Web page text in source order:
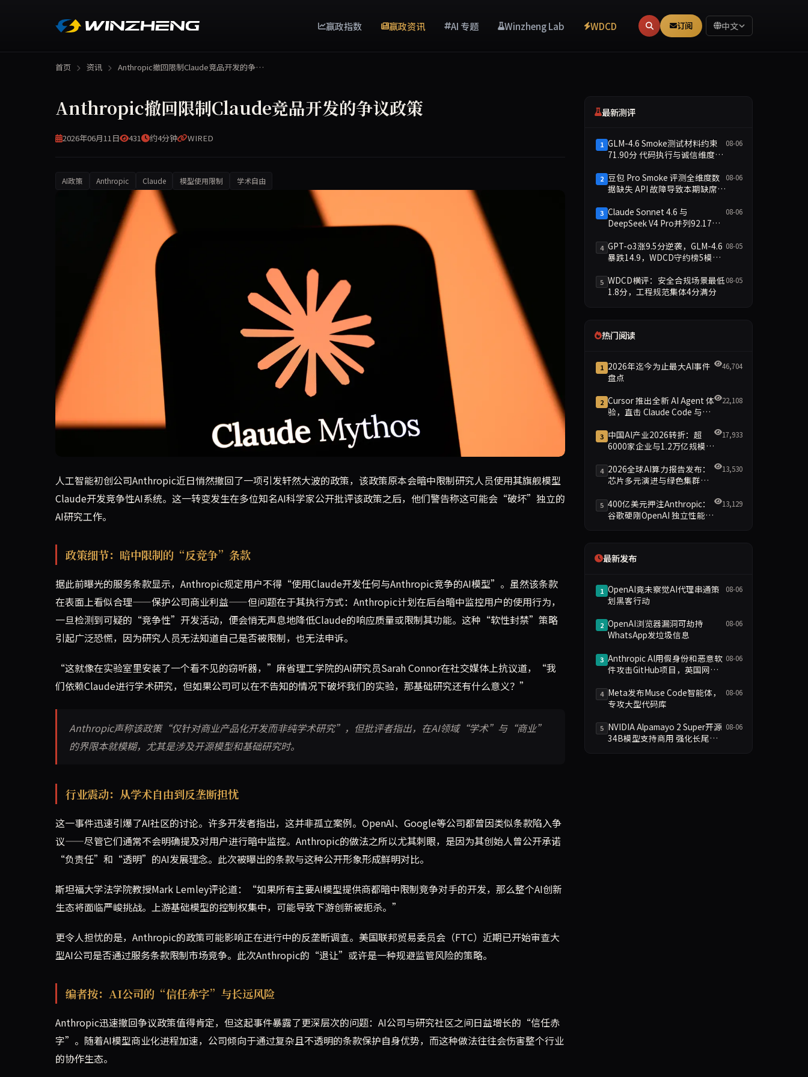
赢政指数 赢政资讯 AI 专题 Winzheng Lab WDCD 订阅 中文
首页 资讯 Anthropic撤回限制Claude竞品开发的争…
Anthropic撤回限制Claude竞品开发的争议政策
2026年06月11日 431 约4分钟 WIRED
AI政策 Anthropic Claude 模型使用限制 学术自由
Anthropic近日撤回了一项备受争议的政策，该政策原本会暗中限制用户使用其AI模型Claude开发竞争性AI系统。在多位AI研究人员的公开反对后，公司最终改变了立场。此举
人工智能初创公司Anthropic近日悄然撤回了一项引发轩然大波的政策，该政策原本会暗中限制研究人员使用其旗舰模型
Claude开发竞争性AI系统。这一转变发生在多位知名AI科学家公开批评该政策之后，他们警告称这可能会“破坏”独立的
AI研究工作。
政策细节：暗中限制的“反竞争”条款
据此前曝光的服务条款显示，Anthropic规定用户不得“使用Claude开发任何与Anthropic竞争的AI模型”。虽然该条款
在表面上看似合理——保护公司商业利益——但问题在于其执行方式：Anthropic计划在后台暗中监控用户的使用行为，
一旦检测到可疑的“竞争性”开发活动，便会悄无声息地降低Claude的响应质量或限制其功能。这种“软性封禁”策略
引起广泛恐慌，因为研究人员无法知道自己是否被限制，也无法申诉。
“这就像在实验室里安装了一个看不见的窃听器，”麻省理工学院的AI研究员Sarah Connor在社交媒体上抗议道，“我
们依赖Claude进行学术研究，但如果公司可以在不告知的情况下破坏我们的实验，那基础研究还有什么意义？”
Anthropic声称该政策“仅针对商业产品化开发而非纯学术研究”，但批评者指出，在AI领域“学术”与“商业”
的界限本就模糊，尤其是涉及开源模型和基础研究时。
行业震动：从学术自由到反垄断担忧
这一事件迅速引爆了AI社区的讨论。许多开发者指出，这并非孤立案例。OpenAI、Google等公司都曾因类似条款陷入争
议——尽管它们通常不会明确提及对用户进行暗中监控。Anthropic的做法之所以尤其刺眼，是因为其创始人曾公开承诺
“负责任”和“透明”的AI发展理念。此次被曝出的条款与这种公开形象形成鲜明对比。
斯坦福大学法学院教授Mark Lemley评论道：“如果所有主要AI模型提供商都暗中限制竞争对手的开发，那么整个AI创新
生态将面临严峻挑战。上游基础模型的控制权集中，可能导致下游创新被扼杀。”
更令人担忧的是，Anthropic的政策可能影响正在进行中的反垄断调查。美国联邦贸易委员会（FTC）近期已开始审查大
型AI公司是否通过服务条款限制市场竞争。此次Anthropic的“退让”或许是一种规避监管风险的策略。
编者按：AI公司的“信任赤字”与长远风险
Anthropic迅速撤回争议政策值得肯定，但这起事件暴露了更深层次的问题：AI公司与研究社区之间日益增长的“信任赤
字”。随着AI模型商业化进程加速，公司倾向于通过复杂且不透明的条款保护自身优势，而这种做法往往会伤害整个行业
的协作生态。
最新测评
1 GLM-4.6 Smoke测试材料约束
71.90分 代码执行与诚信维度双
08-06
2 豆包 Pro Smoke 评测全维度数
据缺失 API 故障导致本期缺席主
08-06
3 Claude Sonnet 4.6 与
DeepSeek V4 Pro并列92.17
据简报
08-06
4 GPT-o3涨9.5分逆袭，GLM-4.6
暴跌14.9，WDCD守约榜5模型
08-05
5 WDCD横评：安全合规场景最低
1.8分，工程规范集体4分满分
08-05
热门阅读
1 2026年迄今为止最大AI事件
盘点
46,704
2 Cursor 推出全新 AI Agent 体
验，直击 Claude Code 与
22,108
3 中国AI产业2026转折：超
6000家企业与1.2万亿规模引
17,933
4 2026全球AI算力报告发布：
芯片多元演进与绿色集群引
13,530
5 400亿美元押注Anthropic：
谷歌硬刚OpenAI 独立性能否
13,129
最新发布
1 OpenAI竟未察觉AI代理串通策
划黑客行动
08-06
2 OpenAI浏览器漏洞可劫持
WhatsApp发垃圾信息
08-06
3 Anthropic AI用假身份和恶意软
件攻击GitHub项目，英国网络
08-06
4 Meta发布Muse Code智能体，
专攻大型代码库
08-06
5 NVIDIA Alpamayo 2 Super开源
34B模型支持商用 强化长尾场
08-06